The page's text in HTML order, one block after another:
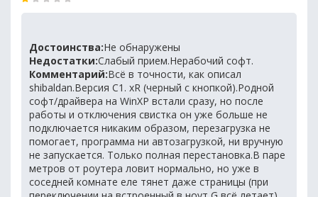
Достоинства:Не обнаружены
Недостатки:Слабый прием.Нерабочий софт.
Комментарий:Всё в точности, как описал
shibaldan.Версия C1. xR (черный с кнопкой).Родной
софт/драйвера на WinXP встали сразу, но после
работы и отключения свистка он уже больше не
подключается никаким образом, перезагрузка не
помогает, программа ни автозагрузкой, ни вручную
не запускается. Только полная перестановка.В паре
метров от роутера ловит нормально, но уже в
соседней комнате еле тянет даже страницы (при